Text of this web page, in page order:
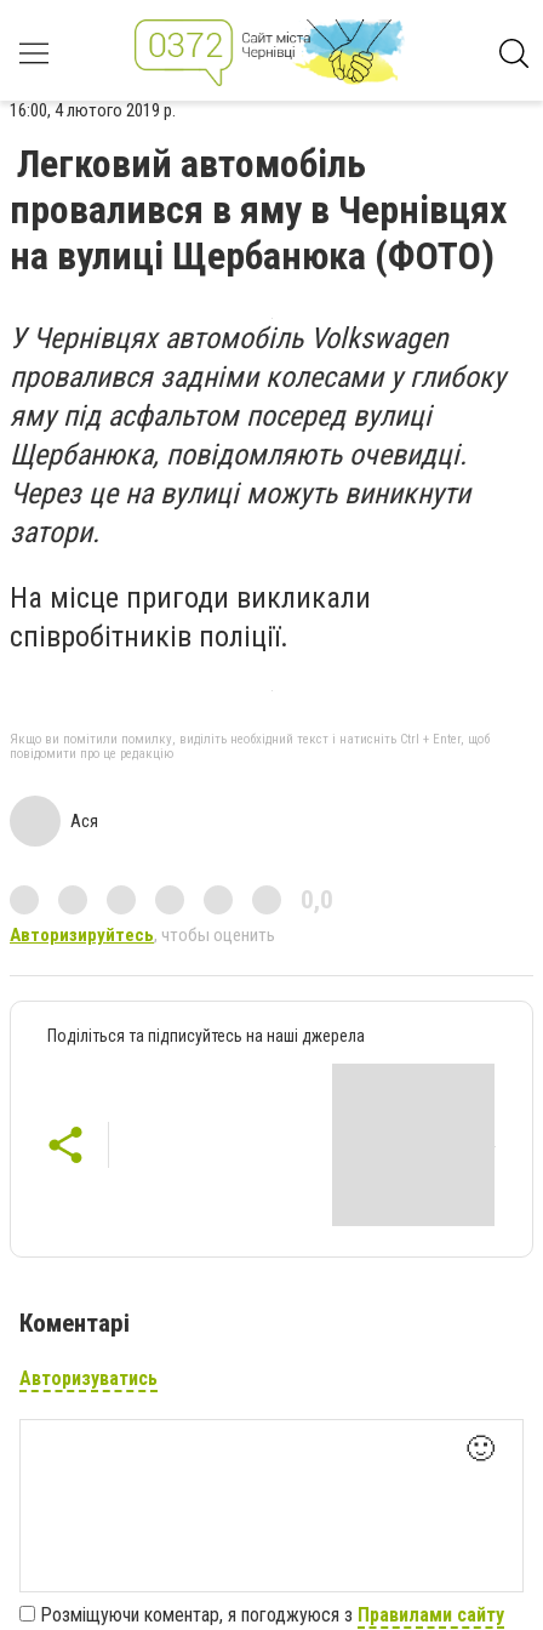
16:00, 4 лютого 2019 р.
Легковий автомобіль
провалився в яму в Чернівцях
на вулиці Щербанюка (ФОТО)
У Чернівцях автомобіль Volkswagen
провалився задніми колесами у глибоку
яму під асфальтом посеред вулиці
Щербанюка, повідомляють очевидці.
Через це на вулиці можуть виникнути
затори.
На місце пригоди викликали
співробітників поліції.
Якщо ви помітили помилку, виділіть необхідний текст і натисніть Ctrl + Enter, щоб
повідомити про це редакцію
Ася
0,0
Авторизируйтесь, чтобы оценить
Поділіться та підписуйтесь на наші джерела
Коментарі
Авторизуватись
🙂
Розміщуючи коментар, я погоджуюся з Правилами сайту